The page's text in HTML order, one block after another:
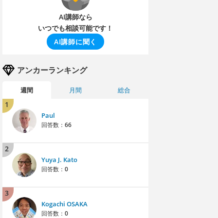
AI講師なら
いつでも相談可能です！
AI講師に聞く
アンカーランキング
週間 月間 総合
1
Paul
回答数： 66
2
Yuya J. Kato
回答数： 0
3
Kogachi OSAKA
回答数： 0